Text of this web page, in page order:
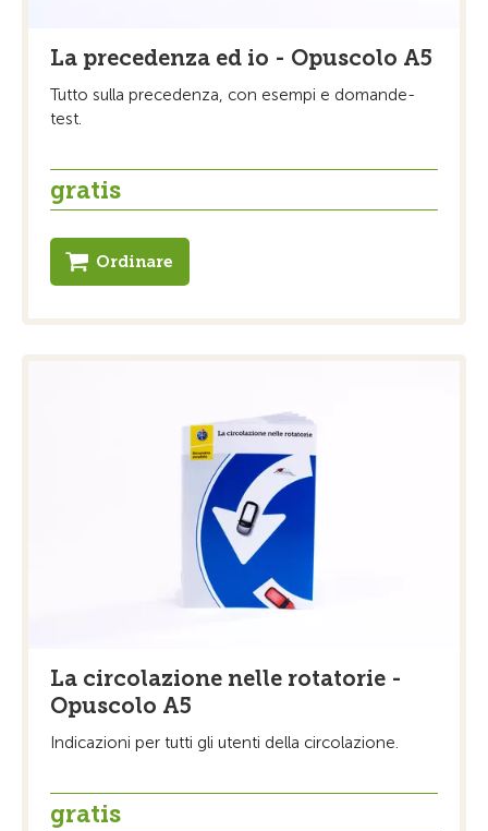
La precedenza ed io - Opuscolo A5
Tutto sulla precedenza, con esempi e domande-
test.
gratis
Ordinare
La circolazione nelle rotatorie -
Opuscolo A5
Indicazioni per tutti gli utenti della circolazione.
gratis